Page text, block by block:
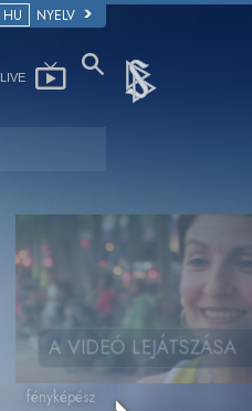
HU NYELV
LIVE
A VIDEÓ LEJÁTSZÁSA
fényképész